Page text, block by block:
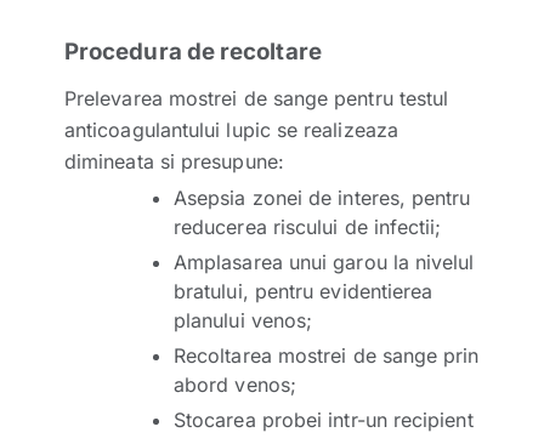
Procedura de recoltare
Prelevarea mostrei de sange pentru testul
anticoagulantului lupic se realizeaza
dimineata si presupune:
Asepsia zonei de interes, pentru
reducerea riscului de infectii;
Amplasarea unui garou la nivelul
bratului, pentru evidentierea
planului venos;
Recoltarea mostrei de sange prin
abord venos;
Stocarea probei intr-un recipient